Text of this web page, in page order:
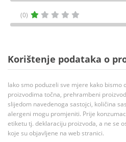
(0)
Korištenje podataka o
Iako smo poduzeli sve mjere kako
proizvodima točna, prehrambeni
slijedom navedenoga sastojci, količina
alergeni mogu promjeniti. Prije
etiketu tj. deklaraciju proizvoda, a ne se
koje su objavljene na web stranici.